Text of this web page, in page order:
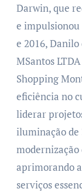
Darwin, que
e impulsionou
e 2016,
MSantos
Shopping
eficiência no
liderar
iluminação de
modernização
aprimorando
serviços